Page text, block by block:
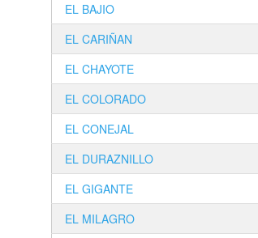
EL BAJIO
EL CARIÑAN
EL CHAYOTE
EL COLORADO
EL CONEJAL
EL DURAZNILLO
EL GIGANTE
EL MILAGRO